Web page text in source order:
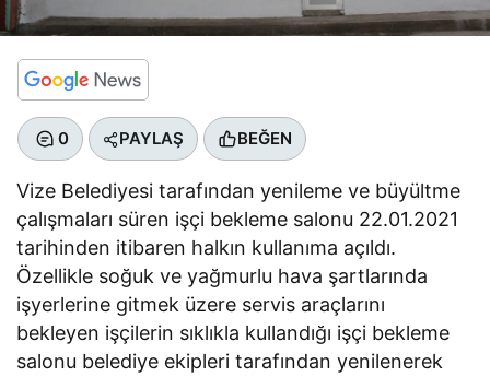
0 PAYLAŞ BEĞEN
Vize Belediyesi tarafından yenileme ve büyültme
çalışmaları süren işçi bekleme salonu 22.01.2021
tarihinden itibaren halkın kullanıma açıldı.
Özellikle soğuk ve yağmurlu hava şartlarında
işyerlerine gitmek üzere servis araçlarını
bekleyen işçilerin sıklıkla kullandığı işçi bekleme
salonu belediye ekipleri tarafından yenilenerek